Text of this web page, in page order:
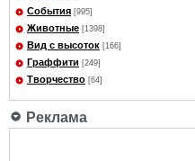
События [995]
Животные [1398]
Вид с высоток [166]
Граффити [249]
Творчество [64]
Реклама